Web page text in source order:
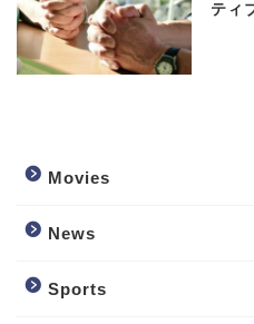
ティ
Movies
News
Sports